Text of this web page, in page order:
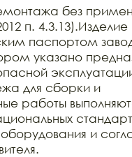
без
п. 4.3.13).Изделие
паспортом
указано
для сборки и
работы
оборудования и